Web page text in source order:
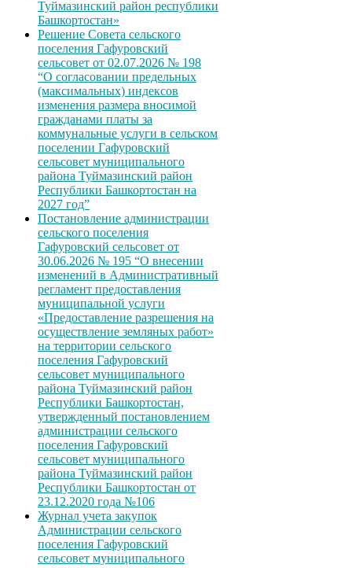
Туймазинский район республики
Башкортостан»
Решение Совета сельского
поселения Гафуровский
сельсовет от 02.07.2026 № 198
“О согласовании предельных
(максимальных) индексов
изменения размера вносимой
гражданами платы за
коммунальные услуги в сельском
поселении Гафуровский
сельсовет муниципального
района Туймазинский район
Республики Башкортостан на
2027 год”
Постановление администрации
сельского поселения
Гафуровский сельсовет от
30.06.2026 № 195 “О внесении
изменений в Административный
регламент предоставления
муниципальной услуги
«Предоставление разрешения на
осуществление земляных работ»
на территории сельского
поселения Гафуровский
сельсовет муниципального
района Туймазинский район
Республики Башкортостан,
утвержденный постановлением
администрации сельского
поселения Гафуровский
сельсовет муниципального
района Туймазинский район
Республики Башкортостан от
23.12.2020 года №106
Журнал учета закупок
Администрации сельского
поселения Гафуровский
сельсовет муниципального